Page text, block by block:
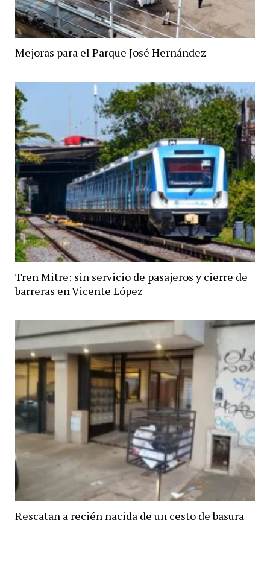
Mejoras para el Parque José Hernández
Tren Mitre: sin servicio de pasajeros y cierre de
barreras en Vicente López
Rescatan a recién nacida de un cesto de basura